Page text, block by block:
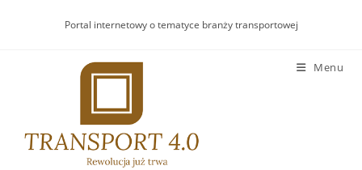
Portal internetowy o tematyce branży transportowej
Menu